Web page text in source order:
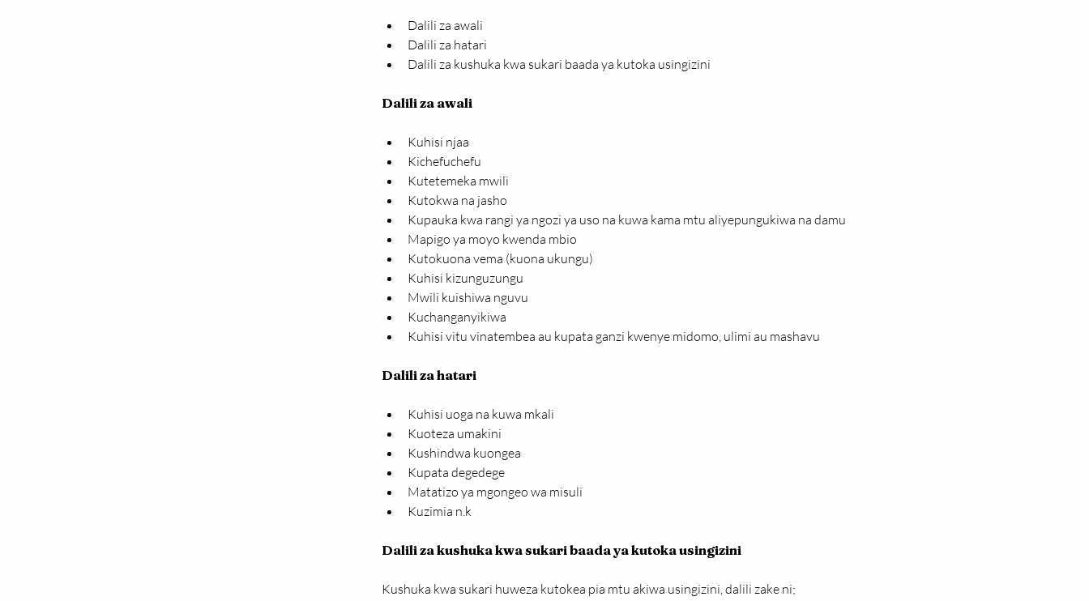
Dalili za awali
Dalili za hatari
Dalili za kushuka kwa sukari baada ya kutoka usingizini
Dalili za awali
Kuhisi njaa
Kichefuchefu
Kutetemeka mwili
Kutokwa na jasho
Kupauka kwa rangi ya ngozi ya uso na kuwa kama mtu aliyepungukiwa na damu
Mapigo ya moyo kwenda mbio
Kutokuona vema (kuona ukungu)
Kuhisi kizunguzungu
Mwili kuishiwa nguvu
Kuchanganyikiwa
Kuhisi vitu vinatembea au kupata ganzi kwenye midomo, ulimi au mashavu
Dalili za hatari
Kuhisi uoga na kuwa mkali
Kuoteza umakini
Kushindwa kuongea
Kupata degedege
Matatizo ya mgongeo wa misuli
Kuzimia n.k
Dalili za kushuka kwa sukari baada ya kutoka usingizini
Kushuka kwa sukari huweza kutokea pia mtu akiwa usingizini, dalili zake ni;